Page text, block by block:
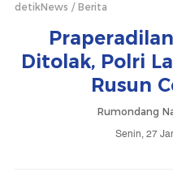
detikNews Berita
Ditolak, Polri
Rusun
Rumondang
Senin, 27